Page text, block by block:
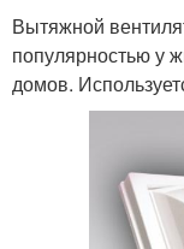
Вытяжной
популярностью у
домов.